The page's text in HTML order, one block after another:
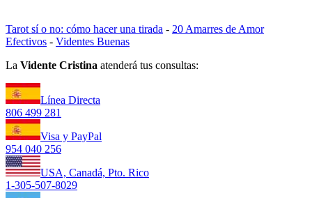
Tarot sí o no: cómo hacer una tirada - 20 Amarres de Amor
Efectivos - Videntes Buenas
La Vidente Cristina atenderá tus consultas:
Línea Directa
806 499 281
Visa y PayPal
954 040 256
USA, Canadá, Pto. Rico
1-305-507-8029